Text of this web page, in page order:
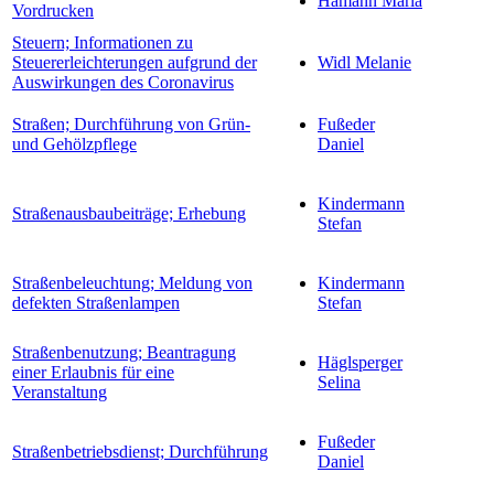
Vordrucken
Steuern; Informationen zu
Steuererleichterungen aufgrund der
Auswirkungen des Coronavirus
Widl Melanie
Straßen; Durchführung von Grün-
und Gehölzpflege
Fußeder
Daniel
Straßenausbaubeiträge; Erhebung
Kindermann
Stefan
Straßenbeleuchtung; Meldung von
defekten Straßenlampen
Kindermann
Stefan
Straßenbenutzung; Beantragung
einer Erlaubnis für eine
Veranstaltung
Häglsperger
Selina
Straßenbetriebsdienst; Durchführung
Fußeder
Daniel